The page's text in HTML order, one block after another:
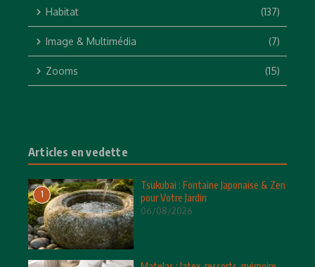
Habitat (137)
Image & Multimédia (7)
Zooms (15)
Articles en vedette
1
Tsukubai : Fontaine Japonaise & Zen
pour Votre Jardin
06/08/2026